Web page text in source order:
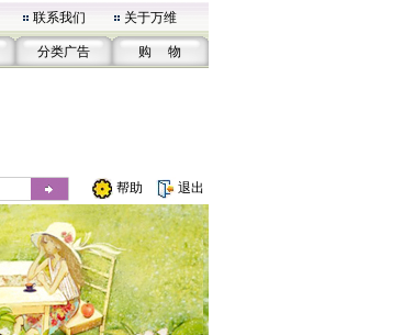
联系我们 关于万维
分类广告 购 物
帮助 退出